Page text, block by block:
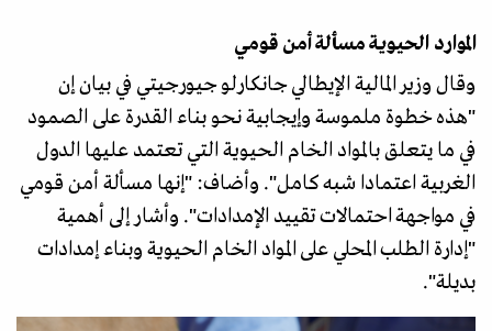
الموارد الحيوية مسألة أمن قومي
وقال وزير المالية الإيطالي جانكارلو جيورجيتي في بيان إن
"هذه خطوة ملموسة وإيجابية نحو بناء القدرة على الصمود
في ما يتعلق بالمواد الخام الحيوية التي تعتمد عليها الدول
الغربية اعتمادا شبه كامل". وأضاف: "إنها مسألة أمن قومي
في مواجهة احتمالات تقييد الإمدادات". وأشار إلى أهمية
"إدارة الطلب المحلي على المواد الخام الحيوية وبناء إمدادات
بديلة".